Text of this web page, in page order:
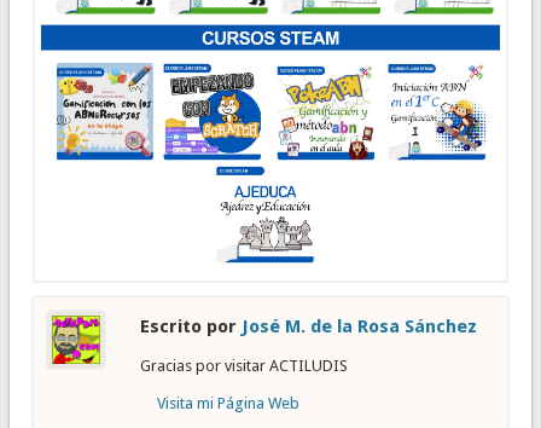
Escrito por José M. de la Rosa Sánchez
Gracias por visitar ACTILUDIS
Visita mi Página Web